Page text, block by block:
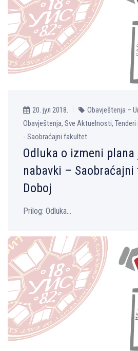
20. јул 2018.
Obavještenja –
Obavještenja, Sve Aktuelnosti,
- Saobraćajni fakultet
Odluka o izmeni plana
nabavki –
Doboj
Prilog: Odluka...